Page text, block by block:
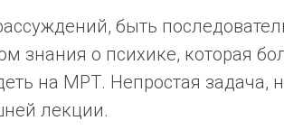
быть
знания о психике, которая
на МРТ. Непростая задача,
лекции.